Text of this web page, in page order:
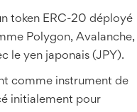
token ERC-20 déployé
Polygon, Avalanche,
le yen japonais (JPY).
comme instrument de
initialement pour